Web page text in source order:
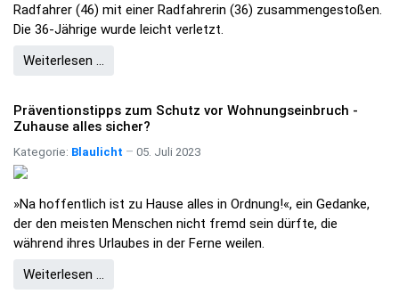
Radfahrer (46) mit einer Radfahrerin (36) zusammengestoßen.
Die 36-Jährige wurde leicht verletzt.
Weiterlesen …
Präventionstipps zum Schutz vor Wohnungseinbruch -
Zuhause alles sicher?
Kategorie: Blaulicht 05. Juli 2023
»Na hoffentlich ist zu Hause alles in Ordnung!«, ein Gedanke,
der den meisten Menschen nicht fremd sein dürfte, die
während ihres Urlaubes in der Ferne weilen.
Weiterlesen …